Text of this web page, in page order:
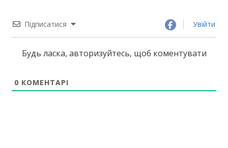
Підписатися Увійти
Будь ласка, авторизуйтесь, щоб коментувати
0 КОМЕНТАРІ